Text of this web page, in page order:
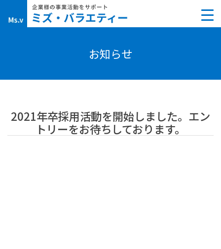
content
お知らせ
2021年卒採用活動を開始しました。エン
トリーをお待ちしております。